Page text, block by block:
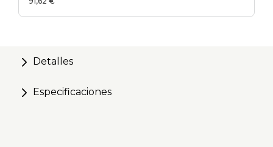
Detalles
Especificaciones